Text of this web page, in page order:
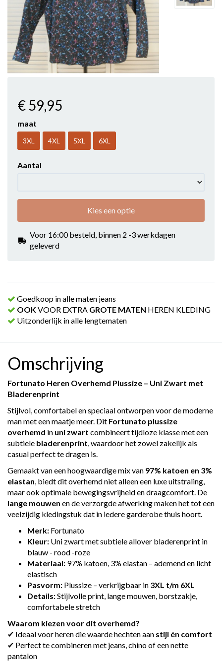
€ 59,95
maat
3XL 4XL 5XL 6XL
Aantal
Kies een optie
Voor 16:00 besteld, binnen 2 -3 werkdagen
geleverd
Goedkoop in alle maten jeans
OOKVOOR EXTRA GROTE MATEN HEREN KLEDING
Uitzonderlijk in alle lengtematen
Omschrijving
Fortunato Heren Overhemd Plussize – Uni Zwart met
Bladerenprint
Stijlvol, comfortabel en speciaal ontworpen voor de moderne
man met een maatje meer. Dit Fortunato plussize
overhemd in uni zwart combineert tijdloze klasse met een
subtiele bladerenprint, waardoor het zowel zakelijk als
casual perfect te dragen is.
Gemaakt van een hoogwaardige mix van 97% katoen en 3%
elastan, biedt dit overhemd niet alleen een luxe uitstraling,
maar ook optimale bewegingsvrijheid en draagcomfort. De
lange mouwen en de verzorgde afwerking maken het tot een
veelzijdig kledingstuk dat in iedere garderobe thuis hoort.
Merk: Fortunato
Kleur: Uni zwart met subtiele allover bladerenprint in
blauw - rood -roze
Materiaal: 97% katoen, 3% elastan – ademend en licht
elastisch
Pasvorm: Plussize – verkrijgbaar in 3XL t/m 6XL
Details:Stijlvolle print, lange mouwen, borstzakje,
comfortabele stretch
Waarom kiezen voor dit overhemd?
✔ Ideaal voor heren die waarde hechten aan stijl én comfort
✔ Perfect te combineren met jeans, chino of een nette
pantalon